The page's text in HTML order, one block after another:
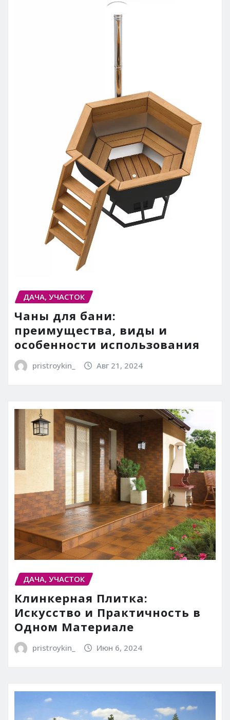
ДАЧА, УЧАСТОК
Чаны для бани:
преимущества, виды и
особенности использования
pristroykin_ Авг 21, 2024
ДАЧА, УЧАСТОК
Клинкерная Плитка:
Искусство и Практичность в
Одном Материале
pristroykin_ Июн 6, 2024